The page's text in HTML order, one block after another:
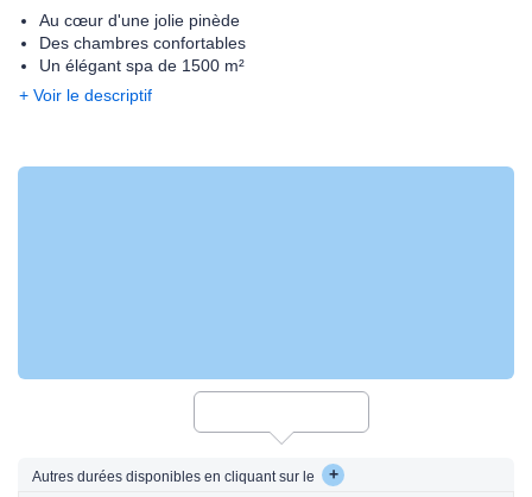
Au cœur d'une jolie pinède
Des chambres confortables
Un élégant spa de 1500 m²
+ Voir le descriptif
Autres durées disponibles en cliquant sur le +